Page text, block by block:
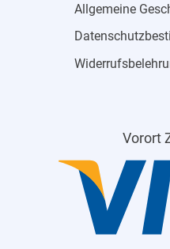
Allgemeine
Vorort